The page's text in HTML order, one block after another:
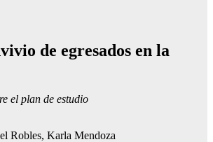
de egresados en la
el plan de estudio
Robles, Karla Mendoza